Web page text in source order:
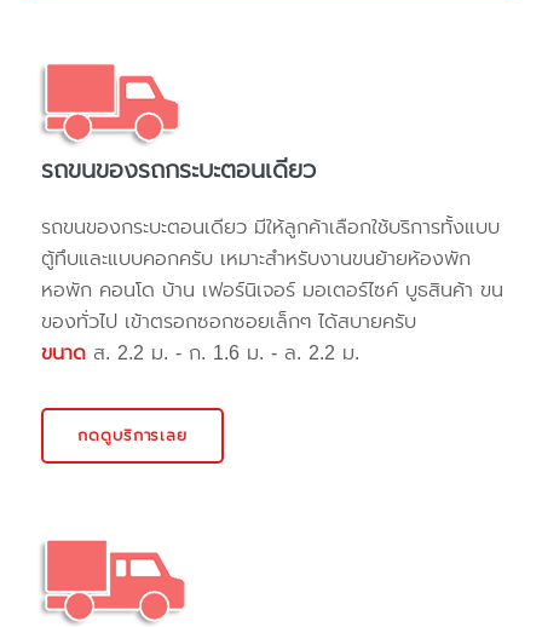
รถขนของรถกระบะตอนเดียว
รถขนของกระบะตอนเดียว มีให้ลูกค้าเลือกใช้บริการทั้งแบบ
ตู้ทึบและแบบคอกครับ เหมาะสำหรับงานขนย้ายห้องพัก
หอพัก คอนโด บ้าน เฟอร์นิเจอร์ มอเตอร์ไซค์ บูธสินค้า ขน
ของทั่วไป เข้าตรอกซอกซอยเล็กๆ ได้สบายครับ
ขนาด ส. 2.2 ม. - ก. 1.6 ม. - ล. 2.2 ม.
กดดูบริการเลย